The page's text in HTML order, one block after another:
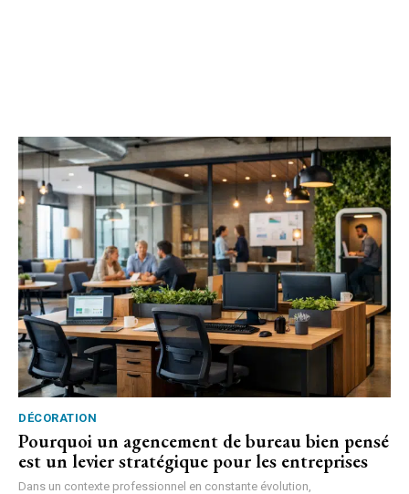
DÉCORATION
Pourquoi un agencement de bureau bien pensé
est un levier stratégique pour les entreprises
Dans un contexte professionnel en constante évolution,